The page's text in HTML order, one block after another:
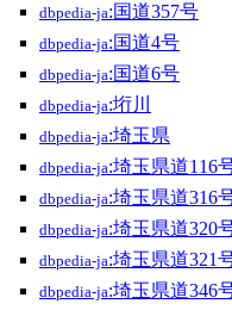
dbpedia-ja:国道357号
dbpedia-ja:国道4号
dbpedia-ja:国道6号
dbpedia-ja:垳川
dbpedia-ja:埼玉県
dbpedia-ja:埼玉県道116
dbpedia-ja:埼玉県道316
dbpedia-ja:埼玉県道320
dbpedia-ja:埼玉県道321
dbpedia-ja:埼玉県道346